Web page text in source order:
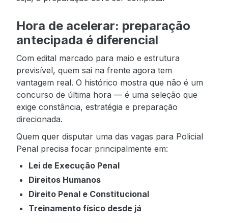
Hora de acelerar: preparação
antecipada é diferencial
Com edital marcado para maio e estrutura
previsível, quem sai na frente agora tem
vantagem real. O histórico mostra que não é um
concurso de última hora — é uma seleção que
exige constância, estratégia e preparação
direcionada.
Quem quer disputar uma das vagas para Policial
Penal precisa focar principalmente em:
Lei de Execução Penal
Direitos Humanos
Direito Penal e Constitucional
Treinamento físico desde já